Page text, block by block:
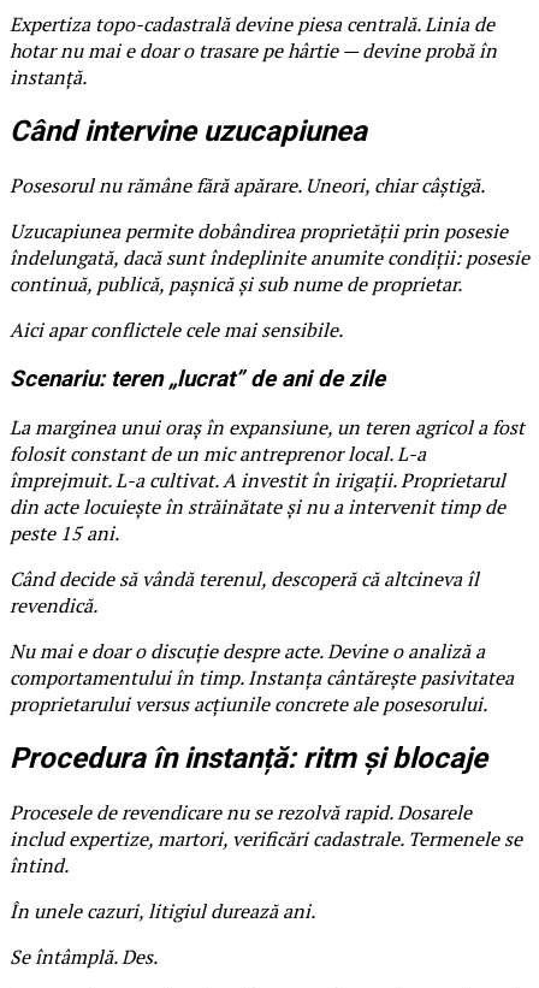
Expertiza topo-cadastrală devine piesa centrală. Linia de
hotar nu mai e doar o trasare pe hârtie — devine probă în
instanță.
Când intervine uzucapiunea
Posesorul nu rămâne fără apărare. Uneori, chiar câștigă.
Uzucapiunea permite dobândirea proprietății prin posesie
îndelungată, dacă sunt îndeplinite anumite condiții: posesie
continuă, publică, pașnică și sub nume de proprietar.
Aici apar conflictele cele mai sensibile.
Scenariu: teren „lucrat” de ani de zile
La marginea unui oraș în expansiune, un teren agricol a fost
folosit constant de un mic antreprenor local. L-a
împrejmuit. L-a cultivat. A investit în irigații. Proprietarul
din acte locuiește în străinătate și nu a intervenit timp de
peste 15 ani.
Când decide să vândă terenul, descoperă că altcineva îl
revendică.
Nu mai e doar o discuție despre acte. Devine o analiză a
comportamentului în timp. Instanța cântărește pasivitatea
proprietarului versus acțiunile concrete ale posesorului.
Procedura în instanță: ritm și blocaje
Procesele de revendicare nu se rezolvă rapid. Dosarele
includ expertize, martori, verificări cadastrale. Termenele se
întind.
În unele cazuri, litigiul durează ani.
Se întâmplă. Des.